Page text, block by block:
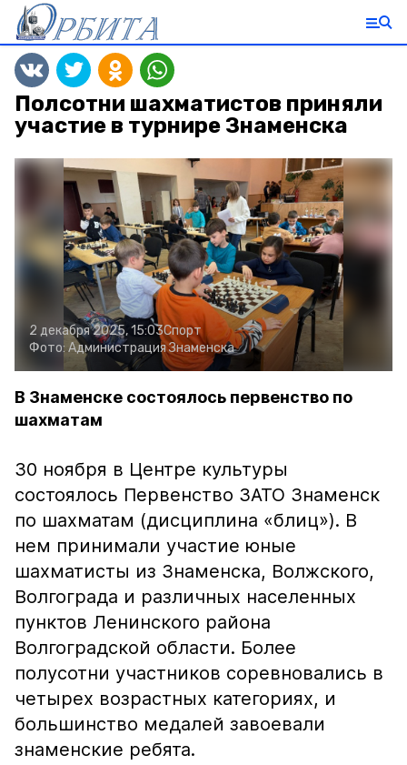
Полсотни шахматистов приняли
участие в турнире Знаменска
2 декабря 2025, 15:03Спорт
Фото:Администрация Знаменска
В Знаменске состоялось первенство по
шахматам
30 ноября в Центре культуры
состоялось Первенство ЗАТО Знаменск
по шахматам (дисциплина «блиц»). В
нем принимали участие юные
шахматисты из Знаменска, Волжского,
Волгограда и различных населенных
пунктов Ленинского района
Волгоградской области. Более
полусотни участников соревновались в
четырех возрастных категориях, и
большинство медалей завоевали
знаменские ребята.